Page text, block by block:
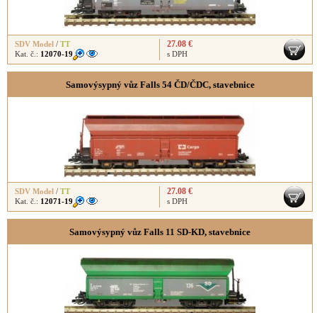
SDV Model / TT
Kat. č.: 12070-19
27.08 €
s DPH
Samovýsypný vůz Falls 54 ČD/ČDC, stavebnice
SDV Model / TT
Kat. č.: 12071-19
27.08 €
s DPH
Samovýsypný vůz Falls 11 SD-KD, stavebnice